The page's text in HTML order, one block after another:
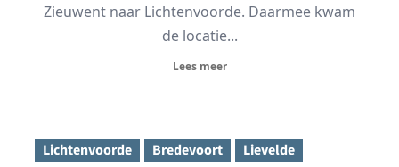
Zieuwent naar Lichtenvoorde. Daarmee kwam
de locatie...
Lees meer
Lichtenvoorde Bredevoort
Lievelde